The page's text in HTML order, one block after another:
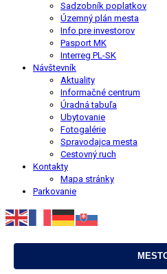
Sadzobník poplatkov
Územný plán mesta
Info pre investorov
Pasport MK
Interreg PL-SK
Návštevník
Aktuality
Informačné centrum
Úradná tabuľa
Ubytovanie
Fotogalérie
Spravodajca mesta
Cestovný ruch
Kontakty
Mapa stránky
Parkovanie